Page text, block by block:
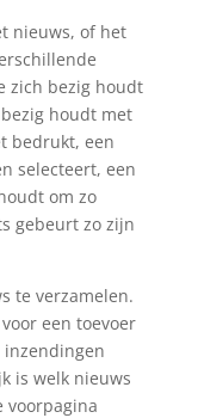
nieuws, of het
zich bezig houdt
houdt met
bedrukt, een
selecteert, een
om zo
gebeurt zo zijn
te verzamelen.
een toevoer
inzendingen
is welk nieuws
voorpagina